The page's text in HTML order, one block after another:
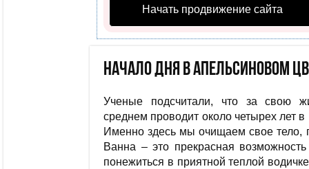
Начать продвижение сайта
Начало дня в апельсиновом
Ученые подсчитали, что за свою
среднем проводит около четырех лет
Именно здесь мы очищаем свое тело,
Ванна – это прекрасная
понежиться в приятной теплой